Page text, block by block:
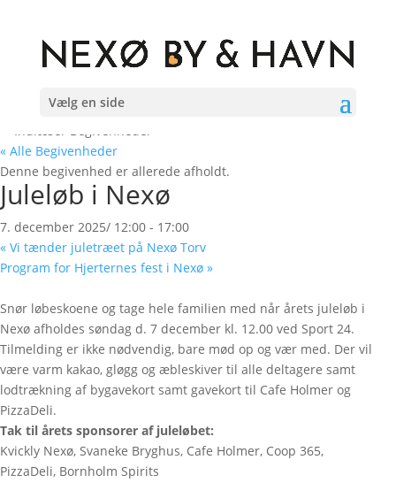
Vælg en side
« Alle Begivenheder
Denne begivenhed er allerede afholdt.
Juleløb i Nexø
7. december 2025/ 12:00 - 17:00
« Vi tænder juletræet på Nexø Torv
Program for Hjerternes fest i Nexø »
Snør løbeskoene og tage hele familien med når årets juleløb i
Nexø afholdes søndag d. 7 december kl. 12.00 ved Sport 24.
Tilmelding er ikke nødvendig, bare mød op og vær med. Der vil
være varm kakao, gløgg og æbleskiver til alle deltagere samt
lodtrækning af bygavekort samt gavekort til Cafe Holmer og
PizzaDeli.
Tak til årets sponsorer af juleløbet:
Kvickly Nexø, Svaneke Bryghus, Cafe Holmer, Coop 365,
PizzaDeli, Bornholm Spirits